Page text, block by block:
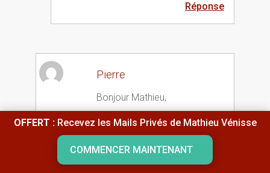
Réponse
Pierre
Bonjour Mathieu,
Merci pour tous ces articles
intéressants et motivants car
positif. Tu fais surement partie
OFFERT :Recevez les Mails Privés de Mathieu Vénisse
COMMENCER MAINTENANT